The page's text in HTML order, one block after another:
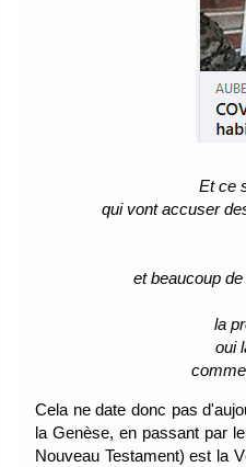
Et ce
qui vont accuser
et beaucoup
la
oui
Cela ne date donc pas
la Genèse, en passant par
Nouveau Testament) est la